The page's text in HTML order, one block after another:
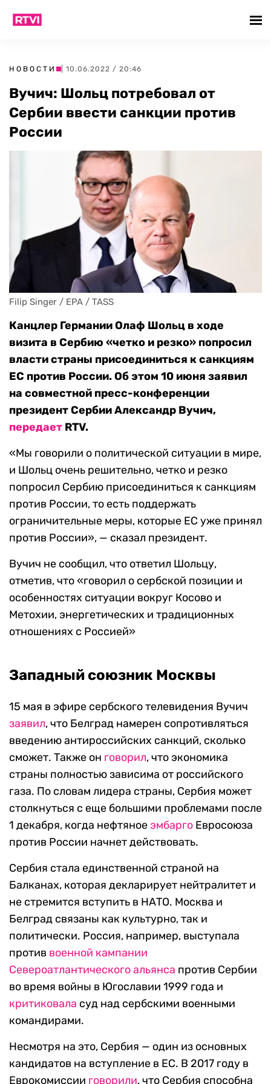
НОВОСТИ | 10.06.2022 / 20:46
Вучич: Шольц потребовал от
Сербии ввести санкции против
России
Filip Singer / EPA / TASS
Канцлер Германии Олаф Шольц в ходе
визита в Сербию «четко и резко» попросил
власти страны присоединиться к санкциям
ЕС против России. Об этом 10 июня заявил
на совместной пресс-конференции
президент Сербии Александр Вучич,
передает RTV.
«Мы говорили о политической ситуации в мире,
и Шольц очень решительно, четко и резко
попросил Сербию присоединиться к санкциям
против России, то есть поддержать
ограничительные меры, которые ЕС уже принял
против России», — сказал президент.
Вучич не сообщил, что ответил Шольцу,
отметив, что «говорил о сербской позиции и
особенностях ситуации вокруг Косово и
Метохии, энергетических и традиционных
отношениях с Россией»
Западный союзник Москвы
15 мая в эфире сербского телевидения Вучич
заявил, что Белград намерен сопротивляться
введению антироссийских санкций, сколько
сможет. Также он говорил, что экономика
страны полностью зависима от российского
газа. По словам лидера страны, Сербия может
столкнуться с еще большими проблемами после
1 декабря, когда нефтяное эмбарго Евросоюза
против России начнет действовать.
Сербия стала единственной страной на
Балканах, которая декларирует нейтралитет и
не стремится вступить в НАТО. Москва и
Белград связаны как культурно, так и
политически. Россия, например, выступала
против военной кампании
Североатлантического альянса против Сербии
во время войны в Югославии 1999 года и
критиковала суд над сербскими военными
командирами.
Несмотря на это, Сербия — один из основных
кандидатов на вступление в ЕС. В 2017 году в
Еврокомиссии говорили, что Сербия способна